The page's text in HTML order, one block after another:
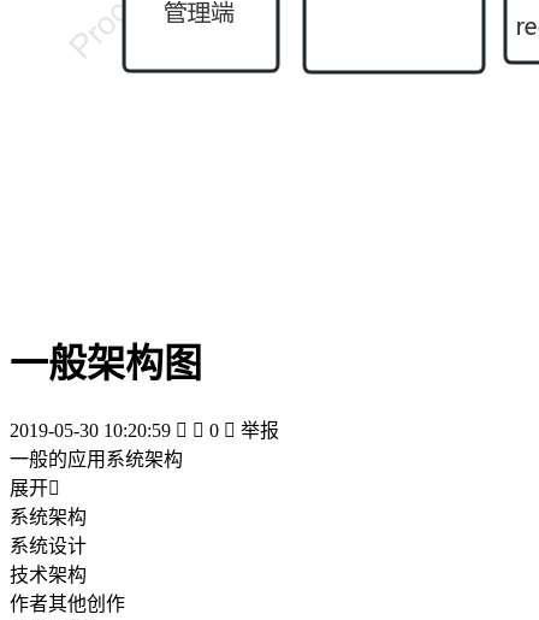
一般架构图
2019-05-30 10:20:59   0  举报
一般的应用系统架构
展开
系统架构
系统设计
技术架构
作者其他创作